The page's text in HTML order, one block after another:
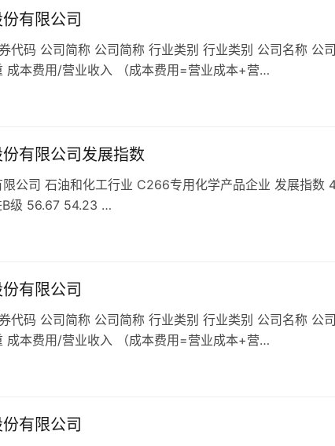
有限公司
代码 公司简称 公司简称 行业类别 行业类别 公司名称 公
成本费用/营业收入 （成本费用=营业成本+营…
有限公司发展指数
公司 石油和化工行业 C266专用化学产品企业 发展指数
级 56.67 54.23 …
有限公司
代码 公司简称 公司简称 行业类别 行业类别 公司名称 公
成本费用/营业收入 （成本费用=营业成本+营…
有限公司